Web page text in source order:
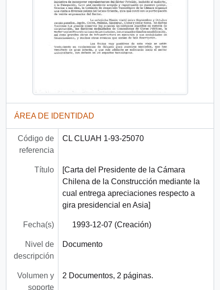
ÁREA DE IDENTIDAD
Código de
referencia
CL CLUAH 1-93-25070
Título
[Carta del Presidente de la Cámara
Chilena de la Construcción mediante la
cual entrega apreciaciones respecto a
gira presidencial en Asia]
Fecha(s) 1993-12-07 (Creación)
Nivel de
descripción
Documento
Volumen y
soporte
2 Documentos, 2 páginas.